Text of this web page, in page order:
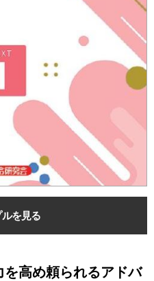
を見る
高め頼られるアドバ